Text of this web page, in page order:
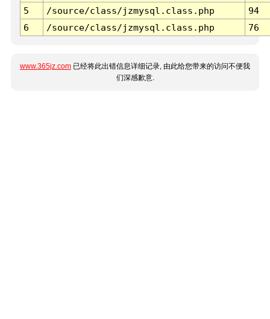
5
/source/class/jzmysql.class.php
94
6
/source/class/jzmysql.class.php 76
www.365jz.com 已经将此出错信息详细记录, 由此给您带来的访问不便我
们深感歉意.